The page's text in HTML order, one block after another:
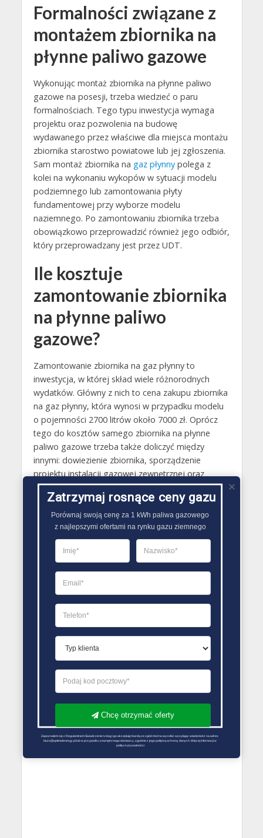
Formalności związane z
montażem zbiornika na
płynne paliwo gazowe
Wykonując montaż zbiornika na płynne paliwo
gazowe na posesji, trzeba wiedzieć o paru
formalnościach. Tego typu inwestycja wymaga
projektu oraz pozwolenia na budowę
wydawanego przez właściwe dla miejsca montażu
zbiornika starostwo powiatowe lub jej zgłoszenia.
Sam montaż zbiornika na gaz płynnypolega z
kolei na wykonaniu wykopów w sytuacji modelu
podziemnego lub zamontowania płyty
fundamentowej przy wyborze modelu
naziemnego. Po zamontowaniu zbiornika trzeba
obowiązkowo przeprowadzić również jego odbiór,
który przeprowadzany jest przez UDT.
Ile kosztuje
zamontowanie zbiornika
na płynne paliwo
gazowe?
Zamontowanie zbiornika na gaz płynny to
inwestycja, w której skład wiele różnorodnych
wydatków. Główny z nich to cena zakupu zbiornika
na gaz płynny, która wynosi w przypadku modelu
o pojemności 2700 litrów około 7000 zł. Oprócz
tego do kosztów samego zbiornika na płynne
paliwo gazowe trzeba także doliczyć między
innymi: dowiezienie zbiornika, sporządzenie
projektu instalacji gazowej zewnętrznej oraz
wewnętrznej, wylanie płyty fundamentowej,
zamontowanie zbiornika wraz z jego
sprawdzeniem, wykonanie instalacji uziemiającej,
wykonanie dokumentacji potrzebnej do
przeprowadzenia odbioru przez UDT. Łączny koszt
zamontowania zbiornika na gaz płynny wynosi w
Wymagającą mniejszych wydatków opcją jest z
kolei wybranie dzierżawy zbiornika na gaz płynny,
którą zapewnia wielu jego dostawców..
PORÓWNYWARKA OFERT GAZU
Zatrzymaj rosnące ceny gazu
Porównaj swoją cenę za 1 kWh paliwa gazowego
z najlepszymi ofertami na rynku gazu ziemnego
Chcę otrzymać oferty
Zapoznałem się z Regulaminem Świadczenie Usług i go akceptuję Każdą ze zgód można wycofać wysyłając wiadomość na adres
biuro@optimalenergy.pl lub w przypadku zewnętrznego dostawcy, zgodnie z jego polityką ochrony danych. Więcej informacji w
polityce prywatności